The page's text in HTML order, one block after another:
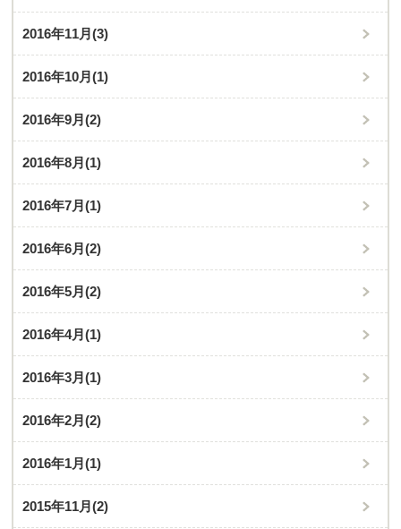
2016年11月(3)
2016年10月(1)
2016年9月(2)
2016年8月(1)
2016年7月(1)
2016年6月(2)
2016年5月(2)
2016年4月(1)
2016年3月(1)
2016年2月(2)
2016年1月(1)
2015年11月(2)